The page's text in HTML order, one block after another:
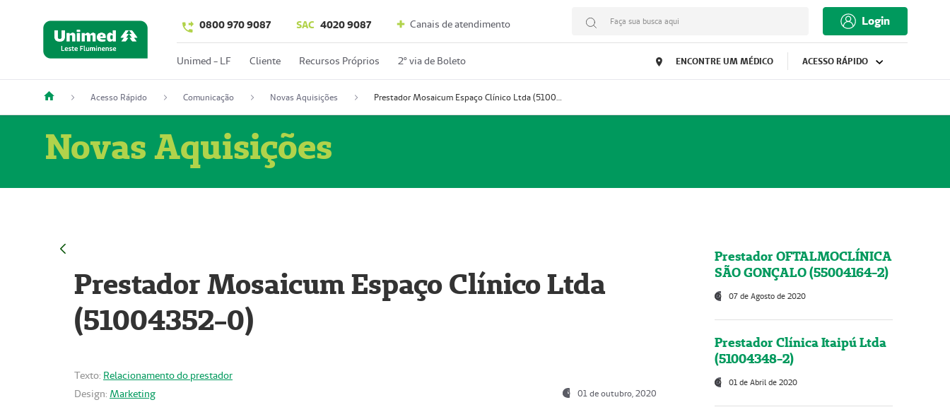
0800 970 9087 SAC 4020 9087 Canais de atendimento Faça sua busca aqui Login
Unimed - LF Cliente Recursos Próprios 2º via de Boleto ENCONTRE UM MÉDICO ACESSO RÁPIDO
Acesso Rápido Comunicação Novas Aquisições Prestador Mosaicum Espaço Clínico Ltda (51004352-0)
Novas Aquisições
Prestador Mosaicum Espaço Clínico Ltda
(51004352-0)
Texto: Relacionamento do prestador
Design: Marketing 01 de outubro, 2020
Prestador OFTALMOCLÍNICA
SÃO GONÇALO (55004164-2)
07 de Agosto de 2020
Prestador Clínica Itaipú Ltda
(51004348-2)
01 de Abril de 2020